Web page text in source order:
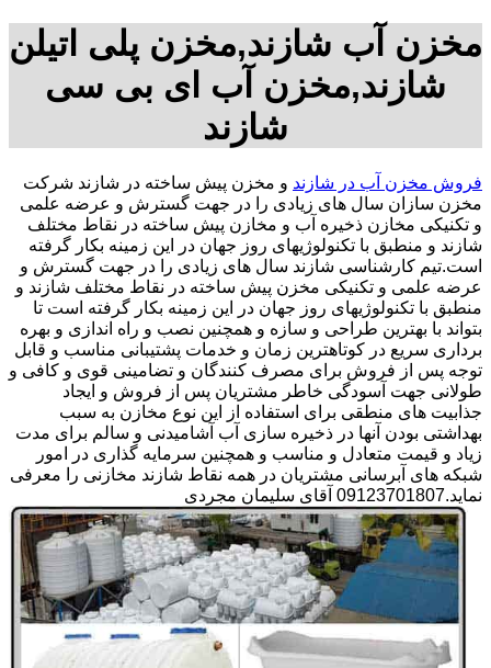
مخزن آب شازند,مخزن پلی اتیلن
شازند,مخزن آب ای بی سی
شازند
فروش مخزن آب در شازند و مخزن پیش ساخته در شازند شرکت
مخزن سازان سال های زیادی را در جهت گسترش و عرضه علمی
و تکنیکی مخازن ذخیره آب و مخازن پیش ساخته در نقاط مختلف
شازند و منطبق با تکنولوژیهای روز جهان در این زمینه بکار گرفته
است.تیم کارشناسی شازند سال های زیادی را در جهت گسترش و
عرضه علمی و تکنیکی مخزن پیش ساخته در نقاط مختلف شازند و
منطبق با تکنولوژیهای روز جهان در این زمینه بکار گرفته است تا
بتواند با بهترین طراحی و سازه و همچنین نصب و راه اندازی و بهره
برداری سریع در کوتاهترین زمان و خدمات پشتیبانی مناسب و قابل
توجه پس از فروش برای مصرف کنندگان و تضامینی قوی و کافی و
طولانی جهت آسودگی خاطر مشتریان پس از فروش و ایجاد
جذابیت های منطقی برای استفاده از این نوع مخازن به سبب
بهداشتی بودن آنها در ذخیره سازی آب آشامیدنی و سالم برای مدت
زیاد و قیمت متعادل و مناسب و همچنین سرمایه گذاری در امور
شبکه های آبرسانی مشتریان در همه نقاط شازند مخازنی را معرفی
نماید.09123701807 آقای سلیمان مجردی